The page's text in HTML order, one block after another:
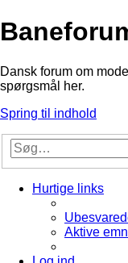
Dansk forum om
spørgsmål her.
Spring til indhold
Hurtige links
Aktive